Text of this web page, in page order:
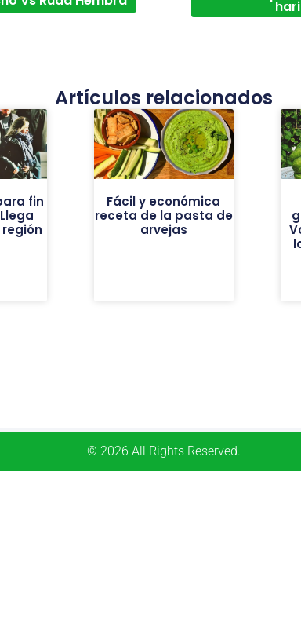
Artículos relacionados
fin
Fácil y económica
receta de la pasta de
arvejas
© 2026 All Rights Reserved.